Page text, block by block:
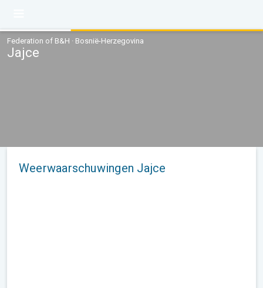
Federation of B&H · Bosnië-Herzegovina
Jajce
Weerwaarschuwingen Jajce